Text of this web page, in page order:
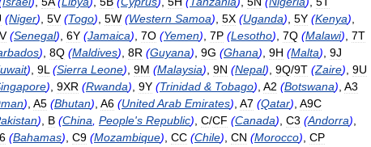
(Niger) 5V (Togo) 5W (Western Samoa) 5X (Uganda) 5Y (Kenya)
(Senegal) 6Y (Jamaica) 7O (Yemen) 7P (Lesotho) 7Q (Malawi) 7T
) 8Q (Maldives) 8R (Guyana) 9G (Ghana) 9H (Malta) 9J
) 9L (Sierra Leone) 9M (Malaysia) 9N (Nepal) 9Q/9T (Zaire) 9U
) 9XR (Rwanda) 9Y (Trinidad & Tobago) A2 (Botswana) A3
) A5 (Bhutan) A6 (UnitedArab Emirates) A7 (Qatar) A9C
) B (China People's Republic) C/CF (Canada) C3 (Andorra)
(Bahamas) C9 (Mozambique) CC (Chile) CN (Morocco) CP